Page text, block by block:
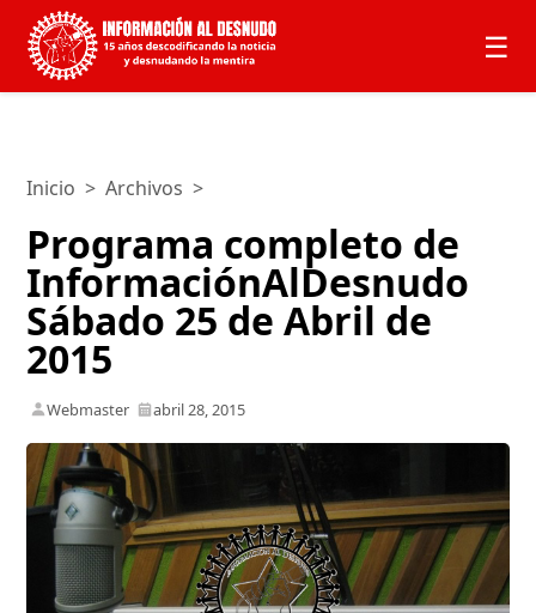
☰
Inicio >Archivos >
Programa completo de
InformaciónAlDesnudo
Sábado 25 de Abril de
2015
Webmaster abril 28, 2015